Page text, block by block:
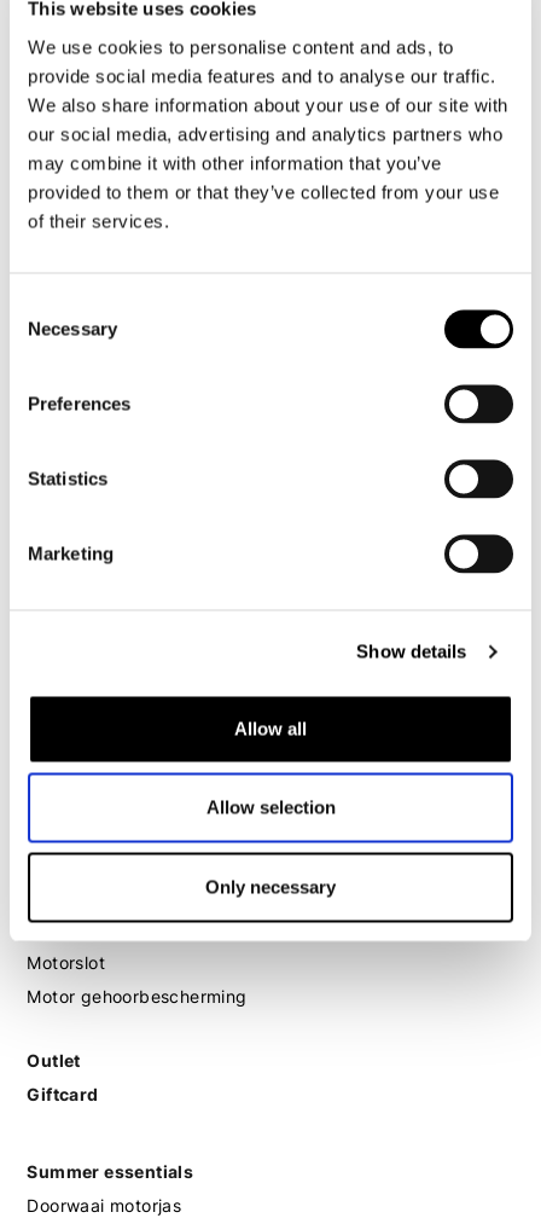
This website uses cookies
We use cookies to personalise content and ads, to
provide social media features and to analyse our traffic.
We also share information about your use of our site with
our social media, advertising and analytics partners who
may combine it with other information that you’ve
provided to them or that they’ve collected from your use
of their services.
Selection
Necessary
Preferences
Statistics
Marketing
Show details
Allow all
Allow selection
Only necessary
Motorlaarzen heren
Motorschoenen heren
Dames
Motorkleding dames
Motorjas dames
Motorjeans dames
Motorhandschoenen dames
Motorlaarzen dames
MX laarzen
MX helmen
Overig
Motorcommunicatie
Motorslot
Motor gehoorbescherming
Outlet
Giftcard
Summer essentials
Doorwaai motorjas